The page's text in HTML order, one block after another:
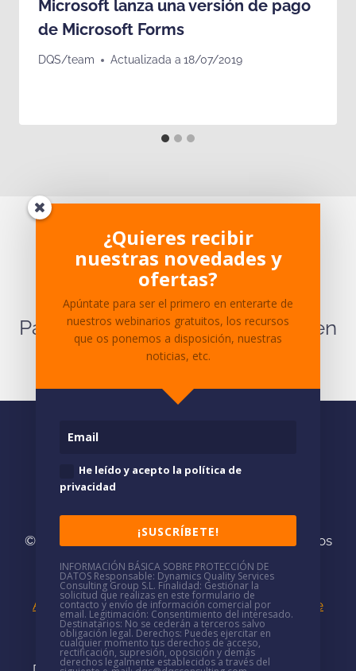
Microsoft lanza una versión de pago
de Microsoft Forms
DQS/team Actualizada a 18/07/2019
¿Te ha parecido interesante?
¿Tienes dudas sobre el
contenido?
Para cualquier pregunta ponte en
contactocon nosotros.
© 2026
· Somos consultores especializados
enSoluciones Microsoft
(+34)937 688 766· mkt@dqsconsulting.com
Aviso Legal|Política de Privacidad|Política de
Cookies|Política de seguridad |Canal de
denuncias
¿Quieres recibir
nuestras novedades y
ofertas?
Apúntate para ser el primero en enterarte de
nuestros webinarios gratuitos, los recursos
que os ponemos a disposición, nuestras
noticias, etc.
He leído y acepto la política de
privacidad
¡SUSCRÍBETE!
INFORMACIÓN BÁSICA SOBRE PROTECCIÓN DE
DATOS Responsable: Dynamics Quality Services
Consulting Group S.L. Finalidad: Gestionar la
solicitud que realizas en este formulario de
contacto y envío de información comercial por
email. Legitimación: Consentimiento del interesado.
Destinatarios: No se cederán a terceros salvo
obligación legal. Derechos: Puedes ejercitar en
cualquier momento tus derechos de acceso,
rectificación, supresión, oposición y demás
derechos legalmente establecidos a través del